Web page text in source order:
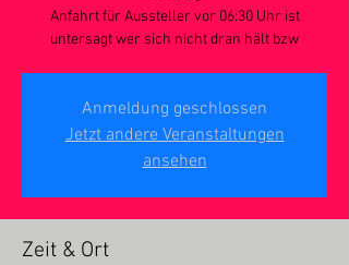
Anfahrt für Aussteller vor 06:30 Uhr ist
untersagt wer sich nicht dran hält bzw
Anmeldung geschlossen
Jetzt andere Veranstaltungen
ansehen
Zeit & Ort